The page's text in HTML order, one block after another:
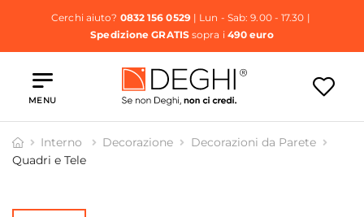
Cerchi aiuto? 0832 156 0529| Lun - Sab: 9.00 - 17.30 |
Spedizione GRATISsopra i 490 euro
MENU
Interno Decorazione
Decorazioni da Parete
Quadri e Tele